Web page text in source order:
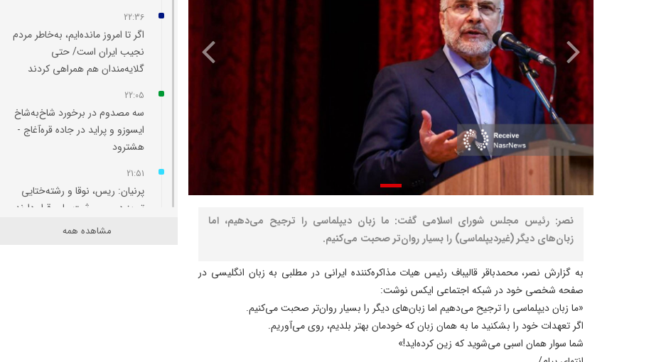
نصر: رئیس مجلس شورای اسلامی گفت: ما زبان دیپلماسی را ترجیح می‌دهیم، اما
زبان‌های دیگر (غیردیپلماسی) را بسیار روان‌تر صحبت می‌کنیم.
به گزارش نصر، محمدباقر قالیباف رئیس هیات مذاکره‌کننده ایرانی در مطلبی به زبان انگلیسی در
صفحه شخصی خود در شبکه اجتماعی ایکس نوشت:
«ما زبان دیپلماسی را ترجیح می‌دهیم اما زبان‌های دیگر را بسیار روان‌تر صحبت می‌کنیم.
اگر تعهدات خود را بشکنید ما به همان زبان که خودمان بهتر بلدیم، روی می‌آوریم.
شما سوار همان اسبی می‌شوید که زین کرده‌اید!»
22:36
اگر تا امروز مانده‌ایم، به‌خاطر مردم
نجیب ایران است/ حتی
گلایه‌مندان هم همراهی کردند
22:05
سه مصدوم در برخورد شاخ‌به‌شاخ
ایسوزو و پراید در جاده قره‌آغاج -
هشترود
21:51
پرنیان: ریس، نوقا و رشته‌ختایی
تبریز در مسیر ثبت ملی قرار دارند
مشاهده همه